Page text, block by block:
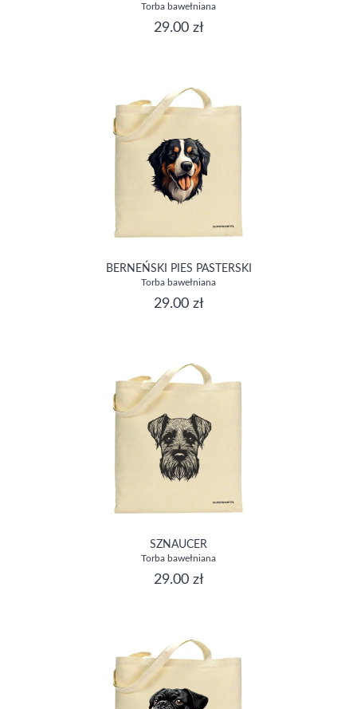
Torba bawełniana
29.00 zł
BERNEŃSKI PIES PASTERSKI
Torba bawełniana
29.00 zł
SZNAUCER
Torba bawełniana
29.00 zł